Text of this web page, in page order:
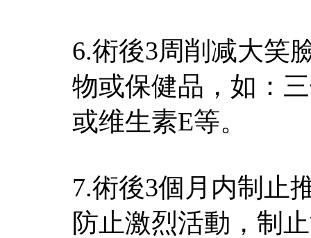
6.術後3周削减大笑
物或保健品，如：
或维生素E等。
7.術後3個月内制止
防止激烈活動，制